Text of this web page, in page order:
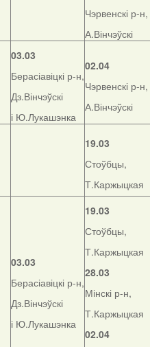
Чэрвенскі р-н,
А.Вінчэўскі
03.03
Берасіавіцкі р-н,
Дз.Вінчэўскі
і Ю.Лукашэнка
02.04
Чэрвенскі р-н,
А.Вінчэўскі
19.03
Стоўбцы,
Т.Каржыцкая
03.03
Берасіавіцкі р-н,
Дз.Вінчэўскі
і Ю.Лукашэнка
19.03
Стоўбцы,
Т.Каржыцкая
28.03
Мінскі р-н,
Т.Каржыцкая
02.04